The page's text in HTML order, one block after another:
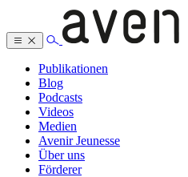
Publikationen
Blog
Podcasts
Videos
Medien
Avenir Jeunesse
Über uns
Förderer